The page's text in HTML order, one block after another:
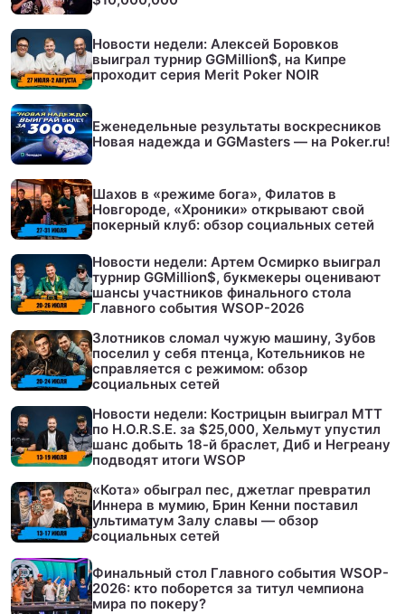
Новости недели: Алексей Боровков
выиграл турнир GGMillion$, на Кипре
проходит серия Merit Poker NOIR
Еженедельные результаты воскресников
Новая надежда и GGMasters — на Poker.ru!
Шахов в «режиме бога», Филатов в
Новгороде, «Хроники» открывают свой
покерный клуб: обзор социальных сетей
Новости недели: Артем Осмирко выиграл
турнир GGMillion$, букмекеры оценивают
шансы участников финального стола
Главного события WSOP-2026
Злотников сломал чужую машину, Зубов
поселил у себя птенца, Котельников не
справляется с режимом: обзор
социальных сетей
Новости недели: Кострицын выиграл МТТ
по H.O.R.S.E. за $25,000, Хельмут упустил
шанс добыть 18-й браслет, Диб и Негреану
подводят итоги WSOP
«Кота» обыграл пес, джетлаг превратил
Иннера в мумию, Брин Кенни поставил
ультиматум Залу славы — обзор
социальных сетей
Финальный стол Главного события WSOP-
2026: кто поборется за титул чемпиона
мира по покеру?